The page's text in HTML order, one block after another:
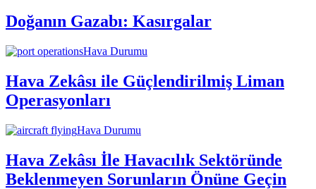
Doğanın Gazabı: Kasırgalar
Hava Durumu
Hava Zekâsı ile Güçlendirilmiş Liman
Operasyonları
Hava Durumu
Hava Zekâsı İle Havacılık Sektöründe
Beklenmeyen Sorunların Önüne Geçin